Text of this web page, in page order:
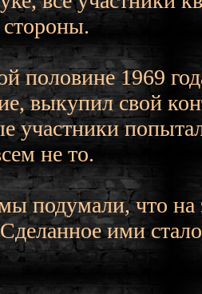
половине 1969
выкупил свой
участники
не то.
подумали, что на
ими